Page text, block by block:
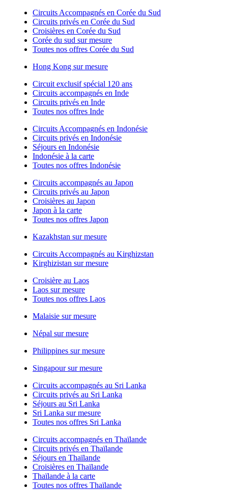
Circuits Accompagnés en Corée du Sud
Circuits privés en Corée du Sud
Croisières en Corée du Sud
Corée du sud sur mesure
Toutes nos offres Corée du Sud
Hong Kong sur mesure
Circuit exclusif spécial 120 ans
Circuits accompagnés en Inde
Circuits privés en Inde
Toutes nos offres Inde
Circuits Accompagnés en Indonésie
Circuits privés en Indonésie
Séjours en Indonésie
Indonésie à la carte
Toutes nos offres Indonésie
Circuits accompagnés au Japon
Circuits privés au Japon
Croisières au Japon
Japon à la carte
Toutes nos offres Japon
Kazakhstan sur mesure
Circuits Accompagnés au Kirghizstan
Kirghizistan sur mesure
Croisière au Laos
Laos sur mesure
Toutes nos offres Laos
Malaisie sur mesure
Népal sur mesure
Philippines sur mesure
Singapour sur mesure
Circuits accompagnés au Sri Lanka
Circuits privés au Sri Lanka
Séjours au Sri Lanka
Sri Lanka sur mesure
Toutes nos offres Sri Lanka
Circuits accompagnés en Thaïlande
Circuits privés en Thaïlande
Séjours en Thaïlande
Croisières en Thaïlande
Thaïlande à la carte
Toutes nos offres Thaïlande